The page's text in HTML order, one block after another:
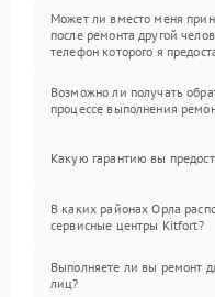
Может ли вместо меня
после ремонта другой
телефон которого я
Возможно ли получать
процессе выполнения
Какую гарантию вы
В каких районах Орла
сервисные центры Kitfort?
Выполняете ли вы ремонт
лиц?